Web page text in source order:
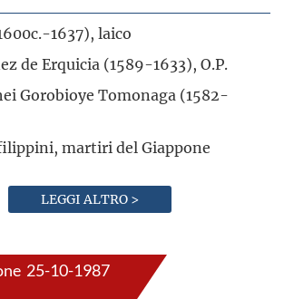
1637), laico
de Erquicia (1589-1633), O.P.
Gorobioye Tomonaga (1582-
martiri del Giappone
LEGGI ALTRO >
25-10-1987